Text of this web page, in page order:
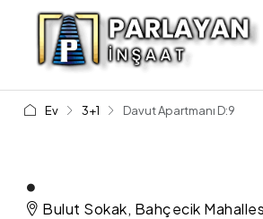
Ev 3+1 Davut Apartmanı D:9
.
Bulut Sokak, Bahçecik